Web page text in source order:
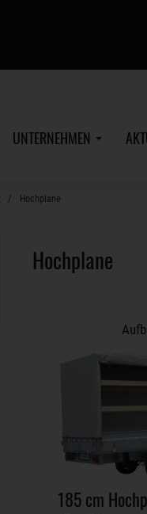
UNTERNEHMEN
Hochplane
Hochplane
185 cm